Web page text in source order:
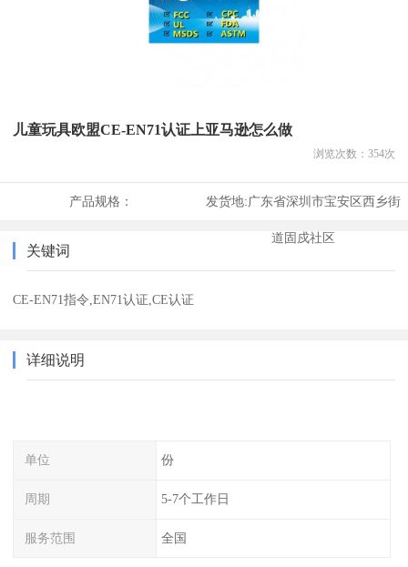
儿童玩具欧盟CE-EN71认证上亚马逊怎么做
浏览次数： 354次
产品规格： 发货地:广东省深圳市宝安区西乡街
道固戍社区
关键词
CE-EN71指令,EN71认证,CE认证
详细说明
单位 份
周期 5-7个工作日
服务范围 全国